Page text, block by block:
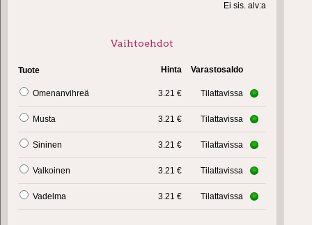
Ei sis. alv:a
Vaihtoehdot
Tuote Hinta Varastosaldo
Omenanvihreä 3.21 € Tilattavissa
Musta 3.21 € Tilattavissa
Sininen 3.21 € Tilattavissa
Valkoinen 3.21 € Tilattavissa
Vadelma 3.21 € Tilattavissa